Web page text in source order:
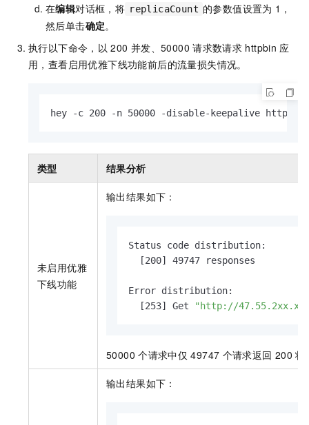
在编辑对话框，将 replicaCount 的参数值设置为 1，
然后单击确定。
执行以下命令，以 200 并发、50000 请求数请求 httpbin 应
用，查看启用优雅下线功能前后的流量损失情况。
hey -c 200 -n 50000 -disable-keepalive http://
类型 结果分析
未启用优雅
下线功能
输出结果如下：
Status code distribution:
  [200] 49747 responses
Error distribution:
  [253] Get
"http://
50000 个请求中仅 49747 个请求返回 200 状
输出结果如下：